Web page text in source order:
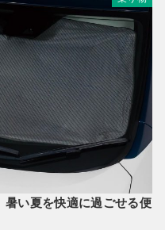
暑い夏を快適に過ごせる便